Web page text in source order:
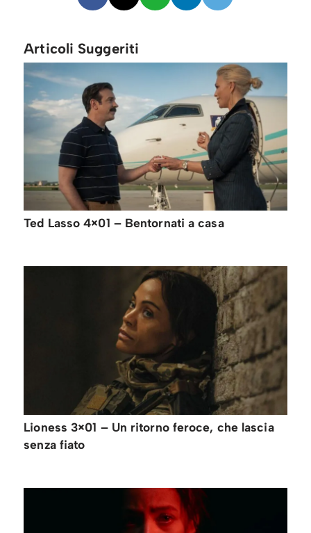
Articoli Suggeriti
Ted Lasso 4×01 – Bentornati a casa
Lioness 3×01 – Un ritorno feroce, che lascia
senza fiato